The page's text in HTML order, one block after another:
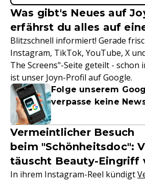
Was gibt's Neues auf
erfährst du alles auf
Blitzschnell informiert! Gerade
Instagram, TikTok, YouTube, X
The Screens"-Seite geteilt - schon
ist unser Joyn-Profil auf Google.
Folge unserem
verpasse keine
Vermeintlicher Besuch
beim "Schönheitsdoc":
täuscht Beauty-Eingriff
In ihrem Instagram-Reel kündigt